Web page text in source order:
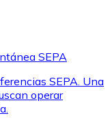
SEPA
SEPA. Una
operar